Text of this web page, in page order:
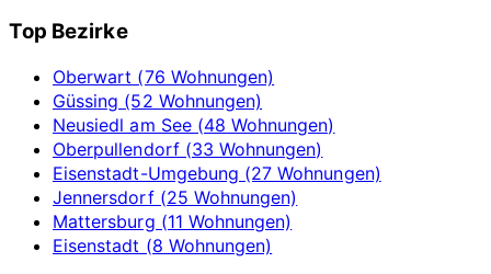
Top Bezirke
Oberwart (76 Wohnungen)
Güssing (52 Wohnungen)
Neusiedl am See (48 Wohnungen)
Oberpullendorf (33 Wohnungen)
Eisenstadt-Umgebung (27 Wohnungen)
Jennersdorf (25 Wohnungen)
Mattersburg (11 Wohnungen)
Eisenstadt (8 Wohnungen)